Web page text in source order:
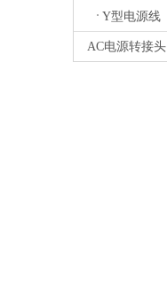
Y型电源线
AC电源转接头